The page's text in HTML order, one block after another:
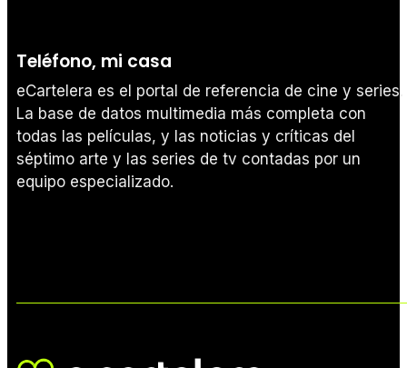
Teléfono, mi casa
eCartelera es el portal de referencia de cine y series.
La base de datos multimedia más completa con
todas las películas, y las noticias y críticas del
séptimo arte y las series de tv contadas por un
equipo especializado.